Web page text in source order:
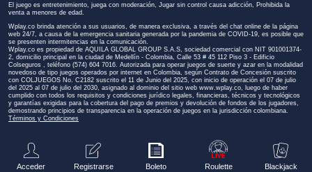
El juego es entretenimiento, juega con moderación, Jugar sin control causa adicción, Prohibida la
venta a menores de edad.
Wplay.co brinda atención a sus usuarios, de manera exclusiva, a través del chat online de la página
web 24/7, a causa de la emergencia sanitaria generada por la pandemia de COVID-19, es posible que
se presenten intermitencias en la comunicación.
Wplay.co es propiedad de AQUILA GLOBAL GROUP S.A.S, sociedad comercial con NIT 901001374-
2, domicilio principal en la ciudad de Medellín - Colombia, Calle 53 # 45 112 Piso 3 - Edificio
Colseguros , teléfono (574) 604 7016. Autorizada para operar juegos de suerte y azar en la modalidad
novedoso de tipo juegos operados por internet en Colombia, según Contrato de Concesión suscrito
con COLJUEGOS No. C2182 suscrito el 11 de Junio del 2025, con inicio de operación el 07 de julio
del 2025 al 07 de julio del 2030, asignado al dominio del sitio web www.wplay.co, luego de haber
cumplido con todos los requisitos y condiciones jurídico legales, financieras, técnicos y tecnológicos
y garantías exigidas para la cobertura del pago de premios y devolución de fondos de los jugadores,
demostrando principios de transparencia en la operación de juegos en la jurisdicción colombiana.
Términos y Condiciones
Acceder Registrarse Boleto Roulette Blackjack